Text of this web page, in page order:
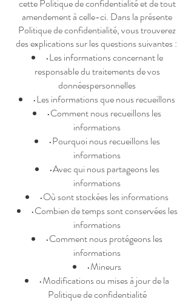
cette Politique de confidentialité et de tout
amendement à celle-ci. Dans la présente
Politique de confidentialité, vous trouverez
des explications sur les questions suivantes :
•Les informations concernant le
responsable du traitements de vos
donnéespersonnelles
•Les informations que nous recueillons
•Comment nous recueillons les
informations
•Pourquoi nous recueillons les
informations
•Avec qui nous partageons les
informations
•Où sont stockées les informations
•Combien de temps sont conservées les
informations
•Comment nous protégeons les
informations
•Mineurs
•Modifications ou mises à jour de la
Politique de confidentialité